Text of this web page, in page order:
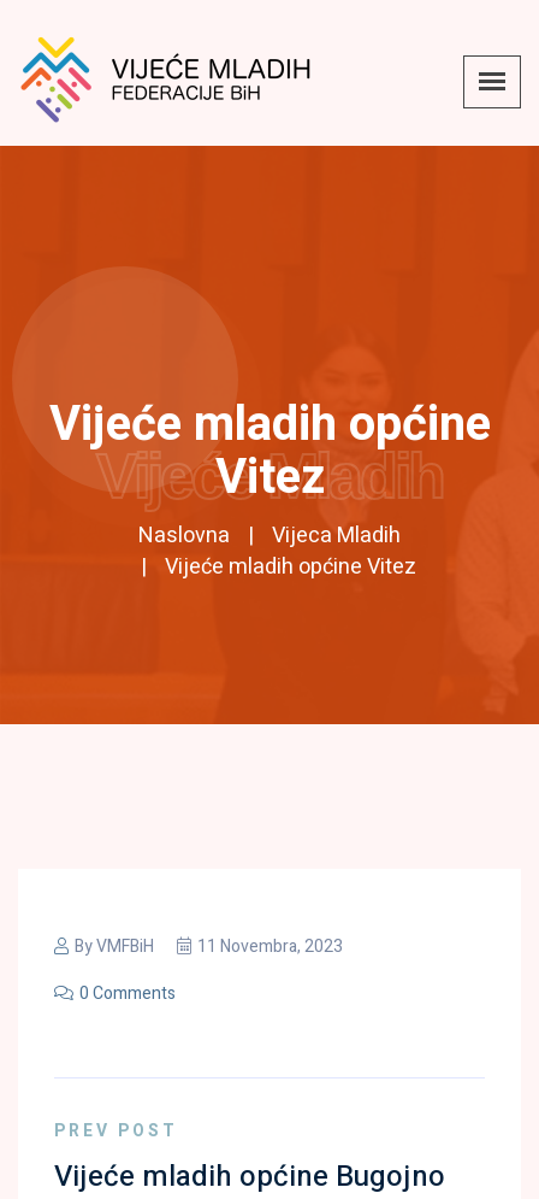
Vijeće mladih općine
Vitez
Naslovna
Vijeca Mladih
Vijeće mladih općine Vitez
Vijeće Mladih
ByVMFBiH
11 Novembra, 2023
0 Comments
PREV POST
Vijeće mladih općine Bugojno